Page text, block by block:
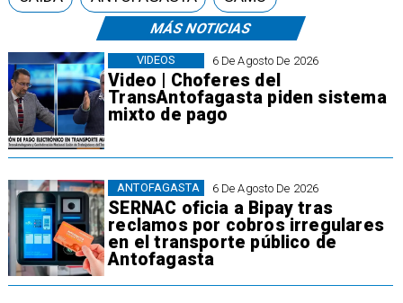
MÁS NOTICIAS
6 De Agosto De 2026
Video | Choferes del
TransAntofagasta piden sistema
mixto de pago
VIDEOS
6 De Agosto De 2026
SERNAC oficia a Bipay tras
reclamos por cobros irregulares
en el transporte público de
Antofagasta
ANTOFAGASTA